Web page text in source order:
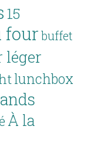
15
fourbuffet
léger
lunchbox
À la